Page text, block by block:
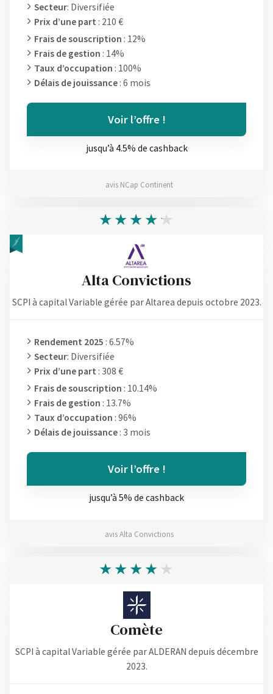
Secteur: Diversifiée
Prix d’une part : 210 €
Frais de souscription : 12%
Frais de gestion : 14%
Taux d’occupation : 100%
Délais de jouissance : 6 mois
Voir l’offre !
jusqu’à 4.5% de cashback
avis NCap Continent
Alta Convictions
SCPI à capital Variable gérée par Altarea depuis octobre 2023.
Rendement 2025 : 6.57%
Secteur: Diversifiée
Prix d’une part : 308 €
Frais de souscription : 10.14%
Frais de gestion : 13.7%
Taux d’occupation : 96%
Délais de jouissance : 3 mois
Voir l’offre !
jusqu’à 5% de cashback
avis Alta Convictions
Comète
SCPI à capital Variable gérée par ALDERAN depuis décembre
2023.